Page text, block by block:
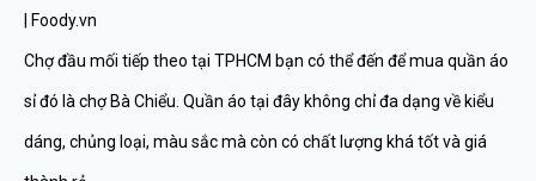
Chợ đầu mối tiếp theo tại TPHCM bạn có thể đến để mua quần áo
sỉ đó là chợ Bà Chiểu. Quần áo tại đây không chỉ đa dạng về kiểu
dáng, chủng loại, màu sắc mà còn có chất lượng khá tốt và giá